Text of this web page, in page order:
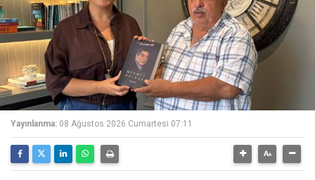
Yayınlanma: 08 Ağustos 2026 Cumartesi 07:11